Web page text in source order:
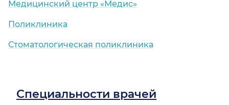
Медицинский центр «Медис»
Поликлиника
Стоматологическая поликлиника
Специальности врачей